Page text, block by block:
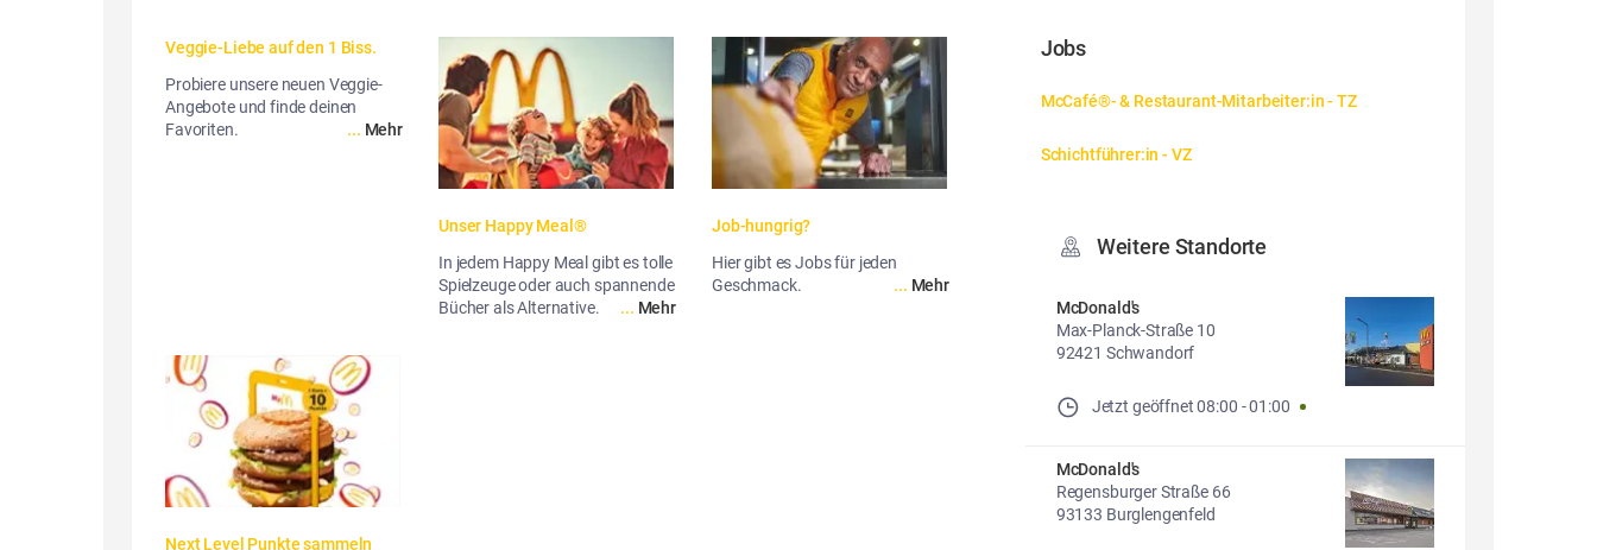
Veggie-Liebe auf den 1 Biss.
Probiere unsere neuen Veggie-
Angebote und finde deinen
Favoriten.
... Mehr
Unser Happy Meal®
In jedem Happy Meal gibt es tolle
Spielzeuge oder auch spannende
Bücher als Alternative.
... Mehr
Job-hungrig?
Hier gibt es Jobs für jeden
Geschmack.
... Mehr
Next Level Punkte sammeln
Jobs
McCafé®- & Restaurant-Mitarbeiter:in - TZ
Schichtführer:in - VZ
Weitere Standorte
McDonald's
Max-Planck-Straße 10
92421 Schwandorf
Jetzt geöffnet 08:00 -01:00
McDonald's
Regensburger Straße 66
93133 Burglengenfeld